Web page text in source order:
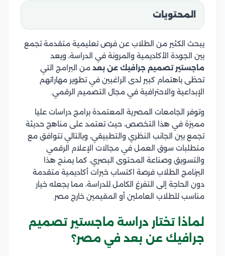
المحتويات
يبحث الكثير من الطلاب عن فرص تعليمية متقدمة تجمع
بين الجودة الأكاديمية والمرونة في الدراسة، ويعد
ماجستير تصميم جرافيك عن بعد من البرامج التي
تحظى باهتمام كبير لدى الراغبين في تطوير مهاراتهم
الإبداعية والاحترافية في مجال التصميم الرقمي.
وتوفر الجامعات المصرية المعتمدة برامج دراسات عليا
مميزة في هذا التخصص، حيث تعتمد على مناهج حديثة
تجمع بين الجانب النظري والتطبيقي، وبالتالي تتوافق مع
متطلبات سوق العمل في مجالات الإعلام الرقمي
والتسويق وصناعة المحتوى البصري، كما يمنح هذا
البرنامج الطلاب فرصة اكتساب خبرات أكاديمية متقدمة
دون الحاجة إلى التفرغ الكامل للدراسة، مما يجعله خيار
مناسب للطلاب العاملين أو المقيمين خارج مصر.
لماذا تختار دراسة ماجستير تصميم
جرافيك عن بعد في مصر؟